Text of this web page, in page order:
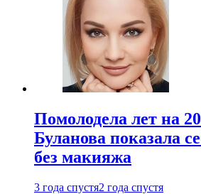
Помолодела лет на
Буланова показала
без макияжа
3 года спустя2 года спустя